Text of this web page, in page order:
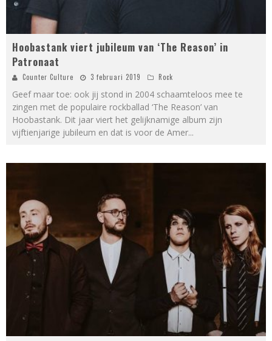
Hoobastank viert jubileum van ‘The Reason’ in
Patronaat
Counter Culture 3 februari 2019 Rock
Geef maar toe: ook jij stond in 2004 schaamteloos mee te
zingen met de populaire rockballad ‘The Reason’ van
Hoobastank. Dit jaar viert het gelijknamige album zijn
vijftienjarige jubileum en dat is voor de Amer...